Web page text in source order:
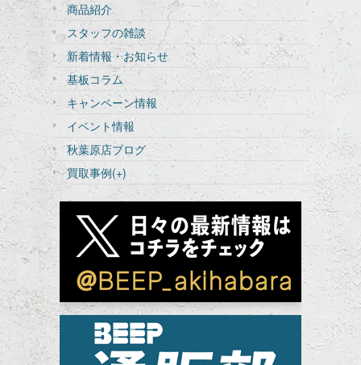
商品紹介
スタッフの雑談
新着情報・お知らせ
基板コラム
キャンペーン情報
イベント情報
秋葉原店ブログ
買取事例(+)